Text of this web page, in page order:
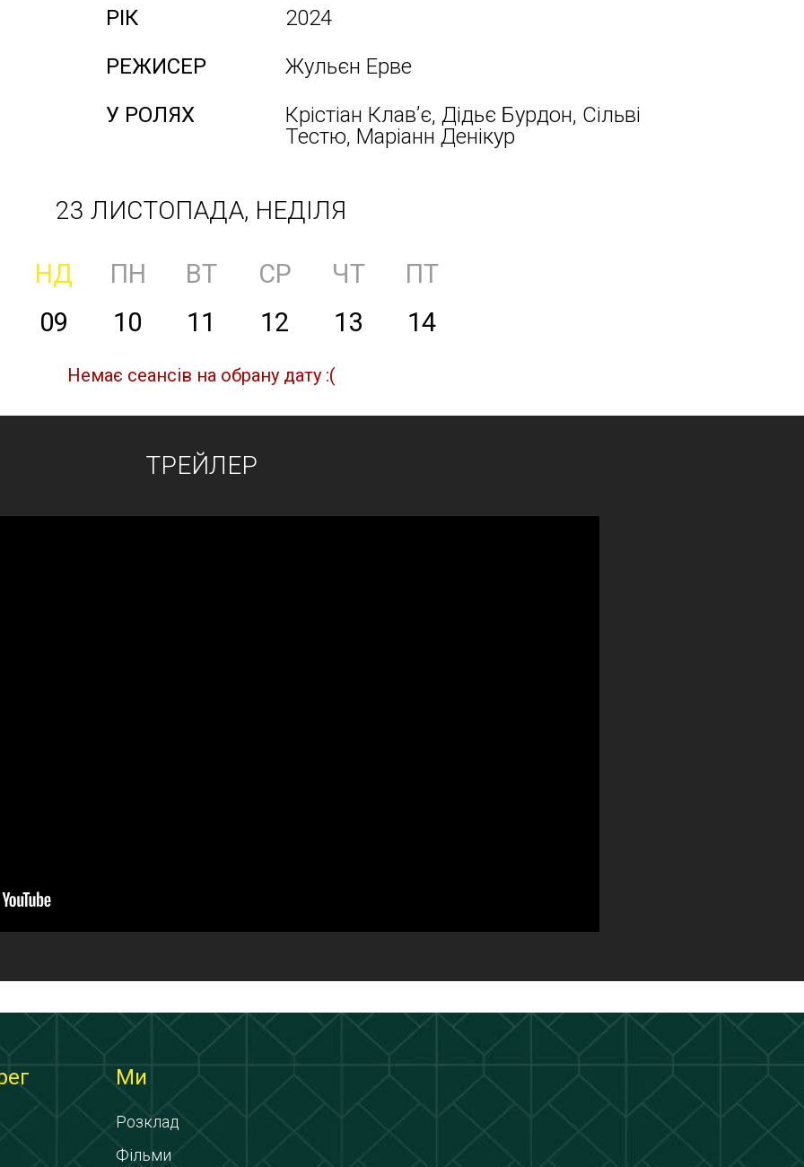
РІК
2024
РЕЖИСЕР
Жульєн Ерве
У РОЛЯХ
Крістіан Клав’є, Дідьє Бурдон, Сільві
Тестю, Маріанн Денікур
23 ЛИСТОПАДА, НЕДІЛЯ
НД ПН ВТ СР ЧТ
ПТ
09 10 11 12 13 14
Немає сеансів на обрану дату :(
ТРЕЙЛЕР
Ми
Розклад
Фільми